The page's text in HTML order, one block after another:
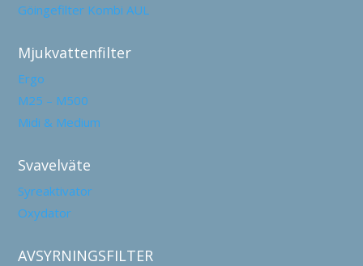
Göingefilter Kombi AUL
Mjukvattenfilter
Ergo
M25 – M500
Midi & Medium
Svavelväte
Syreaktivator
Oxydator
AVSYRNINGSFILTER